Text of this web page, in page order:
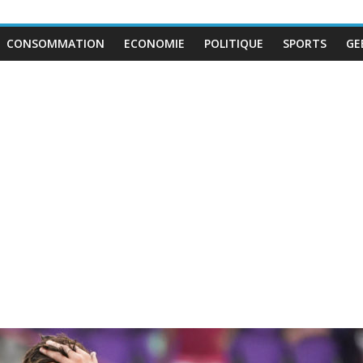
CONSOMMATION ECONOMIE POLITIQUE SPORTS